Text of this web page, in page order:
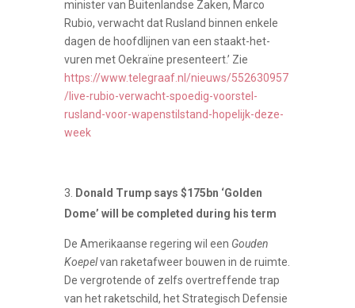
minister van Buitenlandse Zaken, Marco
Rubio, verwacht dat Rusland binnen enkele
dagen de hoofdlijnen van een staakt-het-
vuren met Oekraïne presenteert.’ Zie
https://www.telegraaf.nl/nieuws/552630957
/live-rubio-verwacht-spoedig-voorstel-
rusland-voor-wapenstilstand-hopelijk-deze-
week
Donald Trump says $175bn ‘Golden
Dome’ will be completed during his term
De Amerikaanse regering wil een Gouden
Koepelvan raketafweer bouwen in de ruimte.
De vergrotende of zelfs overtreffende trap
van het raketschild, het Strategisch Defensie